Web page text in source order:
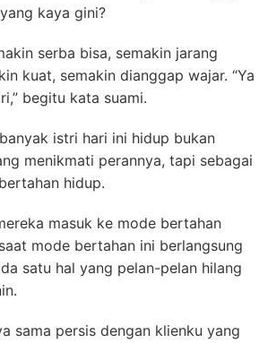
kaya gini?
serba bisa, semakin jarang
kuat, semakin dianggap wajar. “Ya
begitu kata suami.
istri hari ini hidup bukan
menikmati perannya, tapi sebagai
hidup.
masuk ke mode bertahan
mode bertahan ini berlangsung
satu hal yang pelan-pelan hilang
sama persis dengan klienku yang